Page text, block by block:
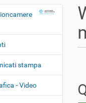
stampa
- Video